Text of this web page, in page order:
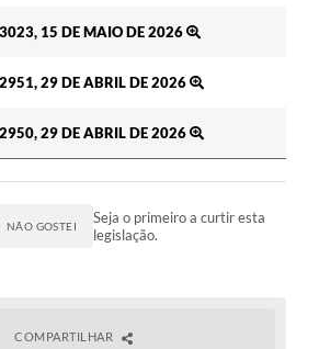
15 DE MAIO DE 2026
29 DE ABRIL DE 2026
29 DE ABRIL DE 2026
NÃO GOSTEI
Seja o primeiro a curtir esta
legislação.
COMPARTILHAR